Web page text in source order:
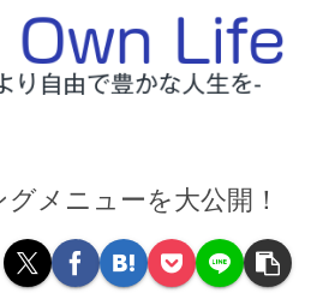
メニューを大公開！